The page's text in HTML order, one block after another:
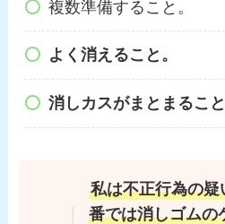
複数準備すること。
よく消えること。
消しカスがまとまること
私は不正行為の
番では消しゴムの